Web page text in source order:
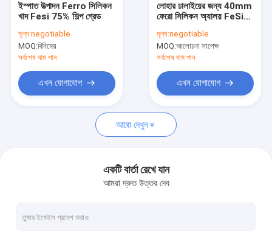
খবর
ফেরো সিলিকন স্ল্যাগ
ইস্পাত উত্পাদন Ferro সিলিকন
খাদ Fesi 75% শিল্প গ্রেড
মূল্য:negotiable
MOQ:বিনিমেয়
সর্বশেষ দাম পান
এখন যোগাযোগ
লোহার ঢালাইয়ের জন্য 40mm
ফেরো সিলিকন অ্যালয় FeSi
মূল্য:negotiable
MOQ:আলোচনা সাপেক্ষ
সর্বশেষ দাম পান
এখন যোগাযোগ
আরো দেখুন
একটি বার্তা রেখে যান
আমরা দ্রুত উত্তর দেব